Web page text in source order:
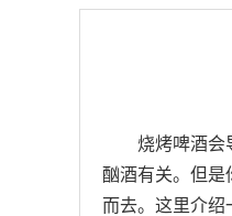
烧烤啤酒会
酗酒有关。但是
而去。这里介绍